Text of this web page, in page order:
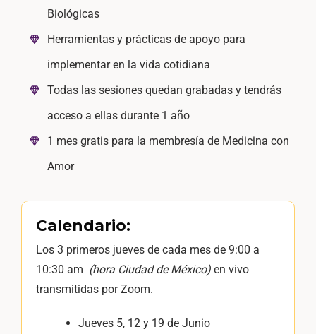
Biológicas
Herramientas y prácticas de apoyo para
implementar en la vida cotidiana
Todas las sesiones quedan grabadas y tendrás
acceso a ellas durante 1 año
1 mes gratis para la membresía de Medicina con
Amor
Calendario:
Los 3 primeros jueves de cada mes de 9:00 a
10:30 am (hora Ciudad de México) en vivo
transmitidas por Zoom.
Jueves 5, 12 y 19 de Junio